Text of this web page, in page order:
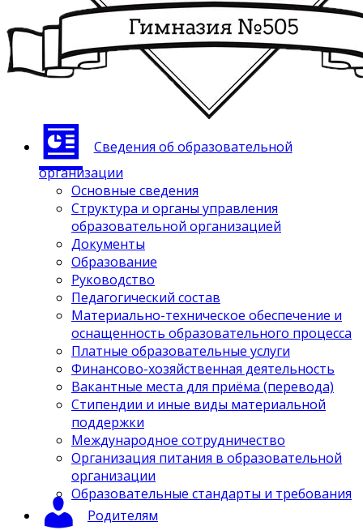
Сведения об образовательной
организации
Основные сведения
Структура и органы управления
образовательной организацией
Документы
Образование
Руководство
Педагогический состав
Материально-техническое обеспечение и
оснащенность образовательного процесса
Платные образовательные услуги
Финансово-хозяйственная деятельность
Вакантные места для приёма (перевода)
Стипендии и иные виды материальной
поддержки
Международное сотрудничество
Организация питания в образовательной
организации
Образовательные стандарты и требования
Родителям